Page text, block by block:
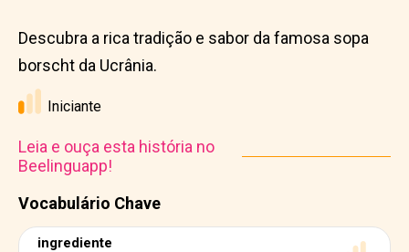
Vocabulário Chave
ingrediente
Descubra a rica tradição e sabor da famosa sopa
borscht da Ucrânia.
Iniciante
Leia e ouça esta história no
Beelinguapp!